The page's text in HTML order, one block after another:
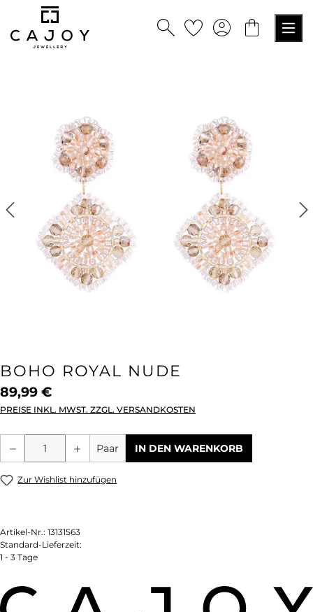
springen
BOHO ROYAL NUDE
89,99 €
PREISE INKL. MWST. ZZGL. VERSANDKOSTEN
Produkt Anzahl: Gib den gewünschten
Paar IN DEN WARENKORB
Zur Wishlist hinzufügen
Artikel-Nr.: 13131563
Standard-Lieferzeit:
1 - 3 Tage